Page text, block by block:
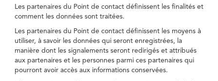
Les partenaires du Point de contact définissent les finalités et
comment les données sont traitées.
Les partenaires du Point de contact définissent les moyens à
utiliser, à savoir les données qui seront enregistrées, la
manière dont les signalements seront redirigés et attribués
aux partenaires et les personnes parmi ces partenaires qui
pourront avoir accès aux informations conservées.